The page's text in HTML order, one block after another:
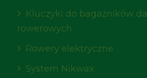
Kluczyki do bagażników
rowerowych
Rowery elektryczne
System Nikwax